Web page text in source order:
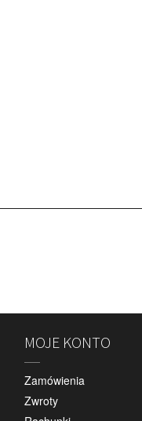
MOJE KONTO
Zamówienia
Zwroty